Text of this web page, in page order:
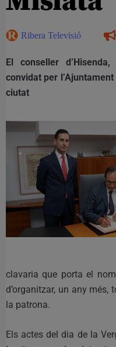
Ribera Televisió
El conseller
convidat per
ciutat
clavaria que porta el
d’organitzar, un any
la patrona.
Els actes del dia de la